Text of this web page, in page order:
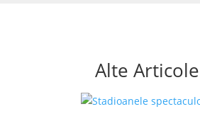
Alte Articole